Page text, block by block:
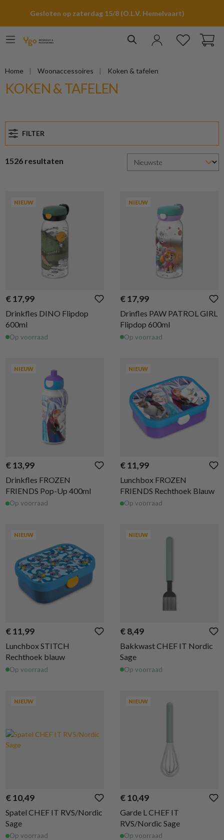
Gesloten op zaterdag 15/8 (O.L.V. Hemelvaart)
Home Woonaccessoires Koken & tafelen
KOKEN & TAFELEN
FILTER
1526 resultaten
NIEUW
€ 17,99
Drinkfles DINO Flipdop
600ml
Op voorraad
NIEUW
€ 17,99
Drinfles PAW PATROL GIRL
Flipdop 600ml
Op voorraad
NIEUW
€ 13,99
Drinkfles FROZEN
FRIENDS Pop-Up 400ml
Op voorraad
NIEUW
€ 11,99
Lunchbox FROZEN
FRIENDS Rechthoek Blauw
Op voorraad
NIEUW
€ 11,99
Lunchbox STITCH
Rechthoek blauw
Op voorraad
NIEUW
€ 8,49
Bakkwast CHEF IT Nordic
Sage
Op voorraad
NIEUW
€ 10,49
Spatel CHEF IT RVS/Nordic
Sage
Op voorraad
NIEUW
€ 10,49
Garde L CHEF IT
RVS/Nordic Sage
Op voorraad